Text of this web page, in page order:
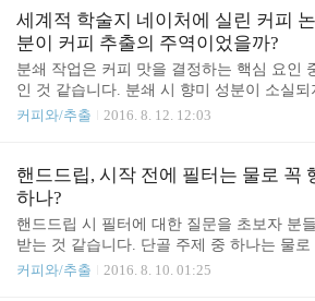
좁혀도 15초 보다는 길고 50초보다는 짧은
데요. 간혹 아주 실험적으로 2분 여 동안 에
추출을 시도하는 경우가 있기는 하지만 아무
업적..
ook.com/choi.andrea.3/posts/
https://www.facebook.com/2015wcck/videos/
5418015/ 김상혁https://www.facebook.com/
ideos/1781968578752748/ 김승완https://
com/2015wcck/videos/17820085..
세계적 학술지 네이처에 실린 커피
분이 커피 추출의 주역이었을까?
분쇄 작업은 커피 맛을 결정하는 핵심 요인
인 것 같습니다. 분쇄 시 향미 성분이 소실되
면서도 가능한 균일한 분포로 커피 입자를 분
져야 하는데요. '커피 원두 입자 크기가 비슷
면 되는 거 아닌가?'라는 질문 정도로는 이 문
심에 다가서기 어렵습니다. 분쇄도라는 것은
려운 개념이어서 단지 크냐, 작냐로 표현하
니다. 왜냐하면 분쇄 시 입자들은 다양한 형
기로 나뉘기 때문입니다. 분쇄도는 칼날 사이
커피와/추출 2016. 8. 12. 12:03
핸드드립, 시작 전에 필터는 물로 꼭
하나?
핸드드립 시 필터에 대한 질문을 초보자 분
받는 것 같습니다. 단골 주제 중 하나는 물로
것 즉, 린싱(rinsing)에 대한 부분인데요. 오늘
커피와/추출 2016. 8. 10. 01:25